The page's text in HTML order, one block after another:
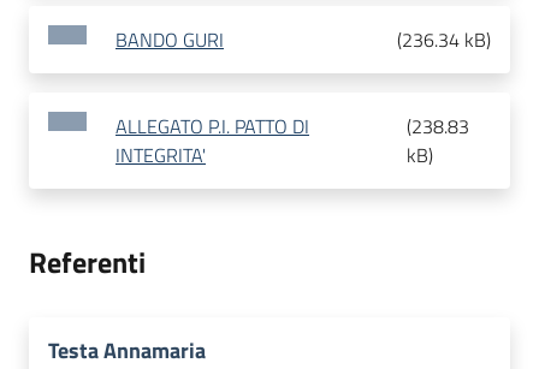
BANDO GURI (236.34 kB)
ALLEGATO P.I. PATTO DI
INTEGRITA'
(238.83
kB)
Referenti
Testa Annamaria